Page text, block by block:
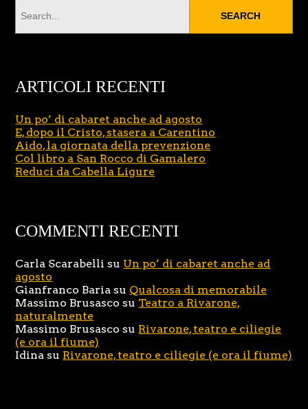
ARTICOLI RECENTI
Un po’ di cabaret anche ad agosto
E, dopo il Cristo, stasera a Carentino
Aido, la giornata della prevenzione
Col libro a San Rocco di Gamalero
Reduci da Cabella Ligure
COMMENTI RECENTI
Carla Scarabelli su Un po’ di cabaret anche ad
agosto
Gianfranco Baria su Qualcosa di memorabile
Massimo Brusasco su Teatro a Rivarone,
naturalmente
Massimo Brusasco su Rivarone, teatro e ciliegie
(e ora il fiume)
Idina su Rivarone, teatro e ciliegie (e ora il fiume)